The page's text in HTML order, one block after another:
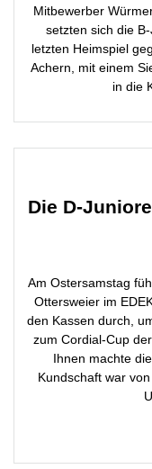
Mitbewerber
setzten sich die
letzten Heimspiel
Achern, mit einem
in die
Die D-
Am Ostersamstag
Ottersweier im
den Kassen durch,
zum Cordial-Cup
Ihnen machte
Kundschaft war